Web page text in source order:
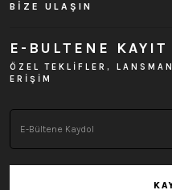
BİZE ULAŞIN
E-BULTENE KAYIT
ÖZEL TEKLİFLER,
ERİŞİM